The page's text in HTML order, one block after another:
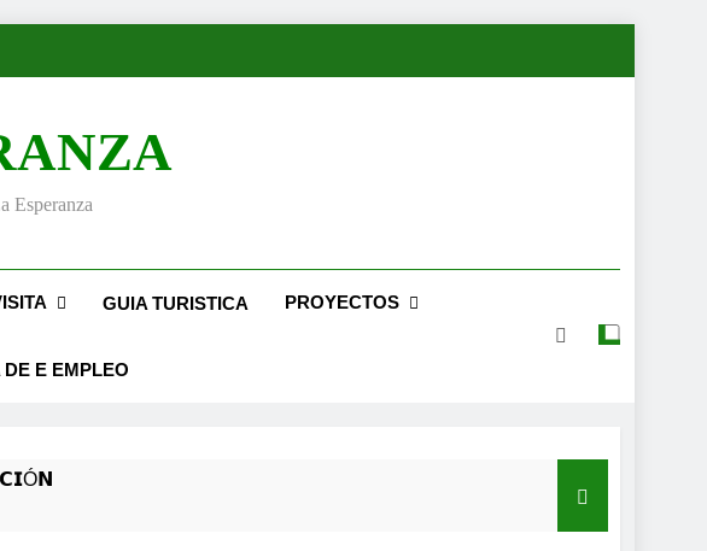
Esperanza
GUIA TURISTICA PROYECTOS
E EMPLEO